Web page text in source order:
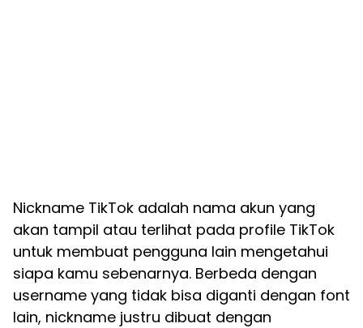
Nickname TikTok adalah nama akun yang
akan tampil atau terlihat pada profile TikTok
untuk membuat pengguna lain mengetahui
siapa kamu sebenarnya. Berbeda dengan
username yang tidak bisa diganti dengan font
lain, nickname justru dibuat dengan